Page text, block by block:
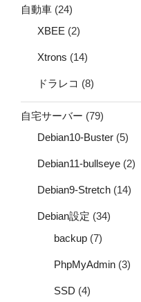
自動車 (24)
XBEE (2)
Xtrons (14)
ドラレコ (8)
自宅サーバー (79)
Debian10-Buster (5)
Debian11-bullseye (2)
Debian9-Stretch (14)
Debian設定 (34)
backup (7)
PhpMyAdmin (3)
SSD (4)